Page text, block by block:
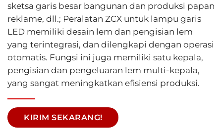
sketsa garis besar bangunan dan produksi papan
reklame, dll.; Peralatan ZCX untuk lampu garis
LED memiliki desain lem dan pengisian lem
yang terintegrasi, dan dilengkapi dengan operasi
otomatis. Fungsi ini juga memiliki satu kepala,
pengisian dan pengeluaran lem multi-kepala,
yang sangat meningkatkan efisiensi produksi.
KIRIM SEKARANG!